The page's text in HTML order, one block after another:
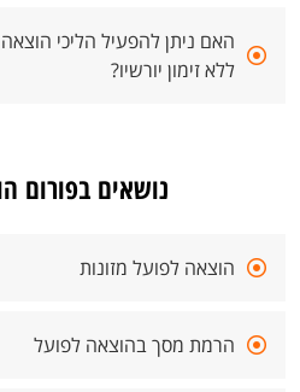
האם ניתן להפעיל הליכי
ללא זימון יורשיו?
נושאים בפורום
הוצאה לפועל מזונות
הרמת מסך בהוצאה לפועל